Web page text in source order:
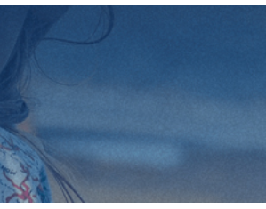
Αρχείο
Διαφημίσεις
/ Φυλλάδια
ΑΓΟΡΑΖΩ
ΠΡΟΙΟΝΤΑ
Περισσότερα